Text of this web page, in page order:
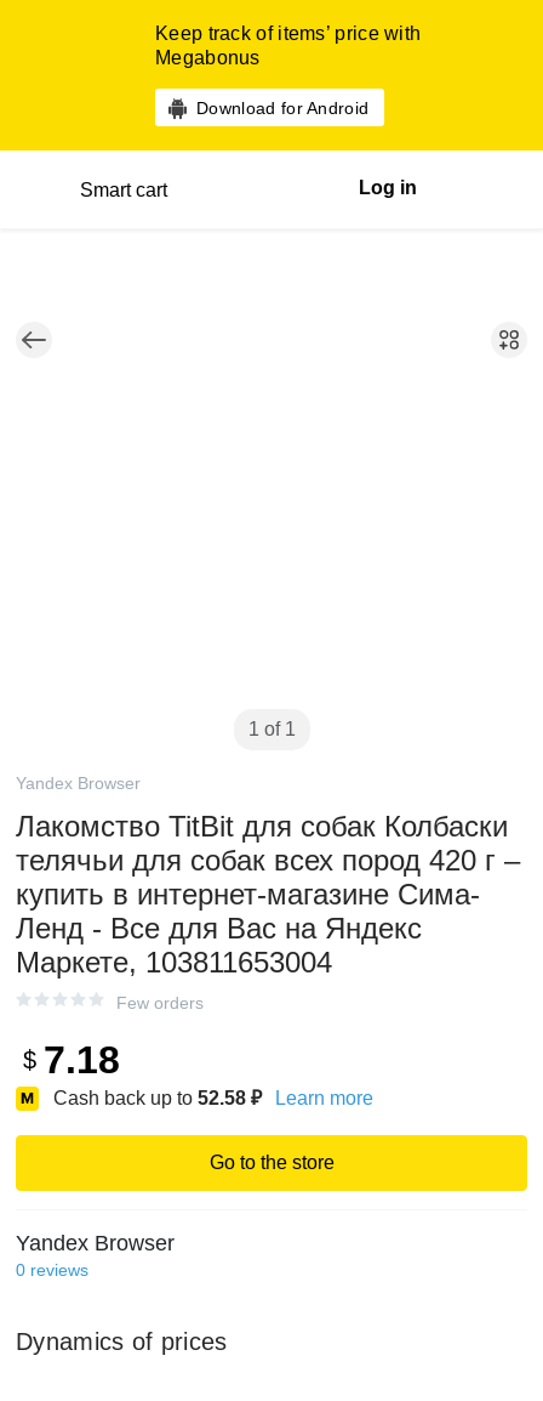
Keep track of items’ price with
Megabonus
Download for Android
Smart cart Log in
1 of 1
Yandex Browser
Лакомство TitBit для собак Колбаски
телячьи для собак всех пород 420 г –
купить в интернет-магазине Сима-
Ленд - Все для Вас на Яндекс
Маркете, 103811653004
Few orders
$ 7.18
Cash back up to 52.58 ₽ Learn more
Go to the store
Yandex Browser
0 reviews
Dynamics of prices